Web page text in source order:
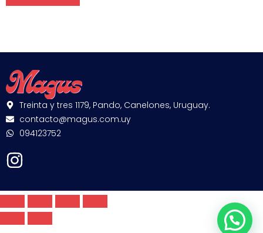
Treinta y tres 1179, Pando, Canelones, Uruguay.
contacto@magus.com.uy
094123752